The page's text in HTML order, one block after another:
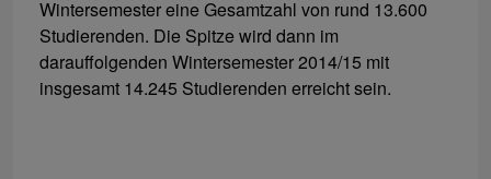
Wintersemester eine Gesamtzahl von rund 13.600
Studierenden. Die Spitze wird dann im
darauffolgenden Wintersemester 2014/15 mit
insgesamt 14.245 Studierenden erreicht sein.